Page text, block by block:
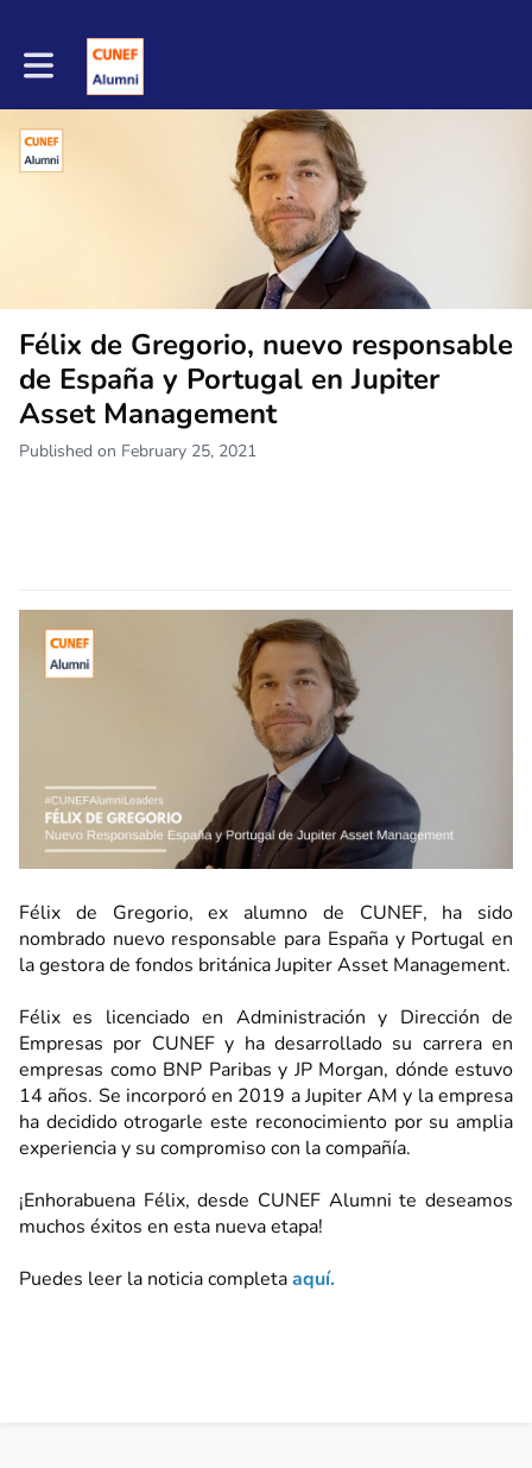
Toggle main navigation
Félix de Gregorio, nuevo responsable
de España y Portugal en Jupiter
Asset Management
Published on February 25, 2021
Félix de Gregorio, ex alumno de CUNEF, ha sido
nombrado nuevo responsable para España y Portugal en
la gestora de fondos británica Jupiter Asset Management.
Félix es licenciado en Administración y Dirección de
Empresas por CUNEF y ha desarrollado su carrera en
empresas como BNP Paribas y JP Morgan, dónde estuvo
14 años. Se incorporó en 2019 a Jupiter AM y la empresa
ha decidido otrogarle este reconocimiento por su amplia
experiencia y su compromiso con la compañía.
¡Enhorabuena Félix, desde CUNEF Alumni te deseamos
muchos éxitos en esta nueva etapa!
Puedes leer la noticia completaaquí.